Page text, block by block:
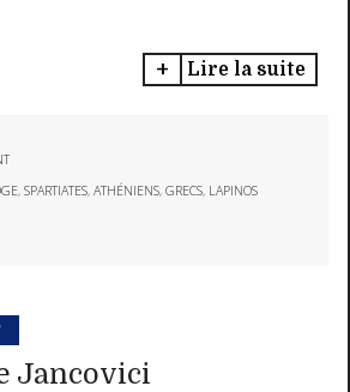
Lire la suite
,SPARTIATES,ATHÉNIENS,GRECS, LAPINOS
Jancovici